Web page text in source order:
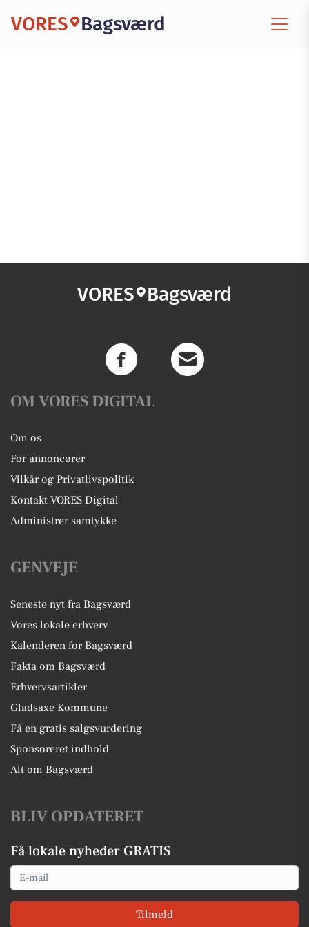
VORES Bagsværd
VORES Bagsværd
OM VORES DIGITAL
Om os
For annoncører
Vilkår og Privatlivspolitik
Kontakt VORES Digital
Administrer samtykke
GENVEJE
Seneste nyt fra Bagsværd
Vores lokale erhverv
Kalenderen for Bagsværd
Fakta om Bagsværd
Erhvervsartikler
Gladsaxe Kommune
Få en gratis salgsvurdering
Sponsoreret indhold
Alt om Bagsværd
BLIV OPDATERET
Få lokale nyheder GRATIS
Email
Tilmeld